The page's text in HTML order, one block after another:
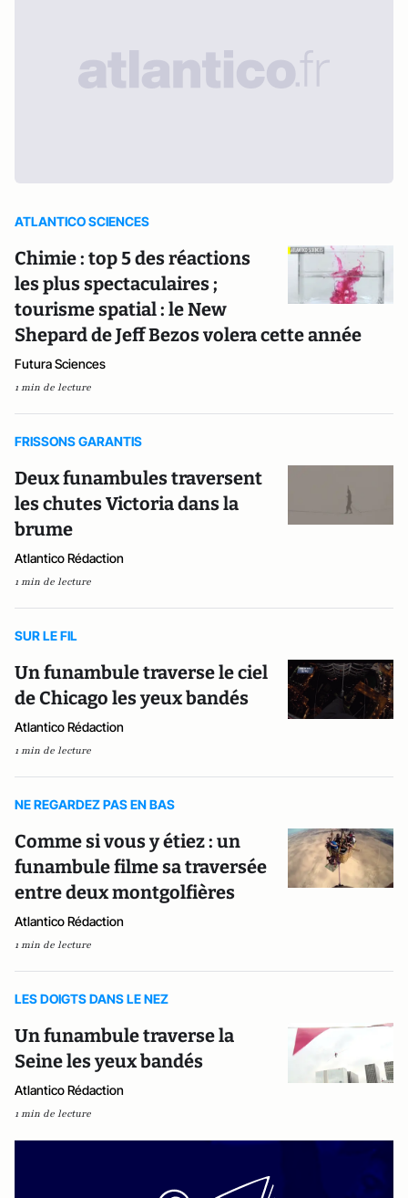
ATLANTICO SCIENCES
Chimie : top 5 des réactions
les plus spectaculaires ;
tourisme spatial : le New
Shepard de Jeff Bezos volera cette année
Futura Sciences
1 min de lecture
FRISSONS GARANTIS
Deux funambules traversent
les chutes Victoria dans la
brume
Atlantico Rédaction
1 min de lecture
SUR LE FIL
Un funambule traverse le ciel
de Chicago les yeux bandés
Atlantico Rédaction
1 min de lecture
NE REGARDEZ PAS EN BAS
Comme si vous y étiez : un
funambule filme sa traversée
entre deux montgolfières
Atlantico Rédaction
1 min de lecture
LES DOIGTS DANS LE NEZ
Un funambule traverse la
Seine les yeux bandés
Atlantico Rédaction
1 min de lecture